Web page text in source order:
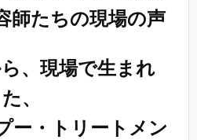
たちの現場の声
、現場で生まれ
た、
ー・トリートメン